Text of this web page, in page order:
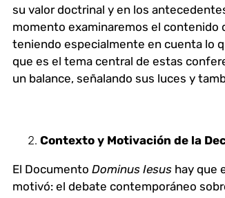
su valor doctrinal y en los
momento examinaremos el contenido
teniendo especialmente en cuenta lo
que es el tema central de estas
un balance, señalando sus luces y
Contexto y Motivación de la
El Documento Dominus Iesushay que
motivó: el debate contemporáneo